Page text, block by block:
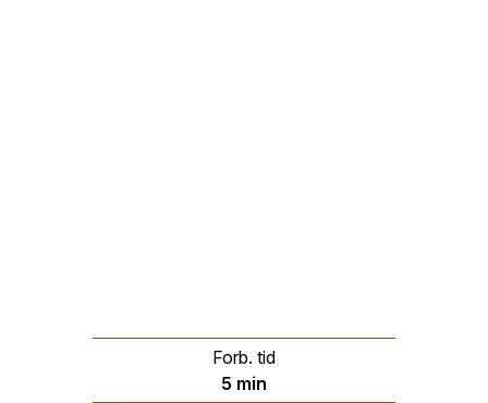
Forb. tid
5minutter
min